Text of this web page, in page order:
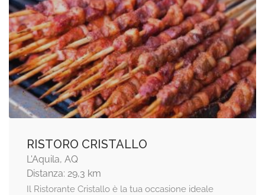
RISTORO CRISTALLO
L'Aquila, AQ
Distanza: 29,3 km
Il Ristorante Cristallo è la tua occasione ideale